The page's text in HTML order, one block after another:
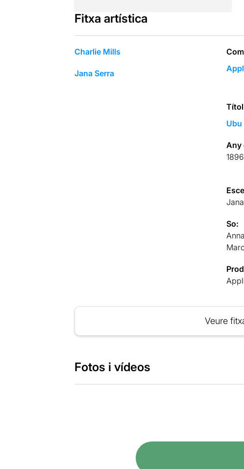
Fitxa artística
Charlie Mills
Jana Serra
Ubu
Any
1896
So:
Veure
Fotos i vídeos